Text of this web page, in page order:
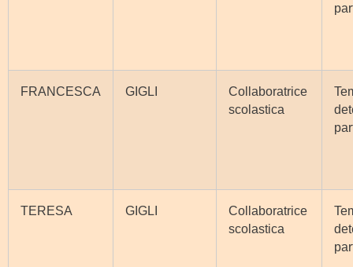
FRANCESCA GIGLI
Collaboratrice
scolastica
TERESA GIGLI
Collaboratrice
scolastica